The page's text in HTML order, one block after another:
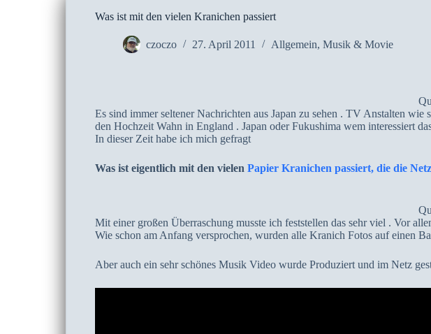
Was ist mit den vielen Kranichen passiert
czoczo 27. April 2011 Allgemein, Musik & Movie
Es sind immer seltener Nachrichten aus Japan zu sehen . TV Anstalten
den Hochzeit Wahn in England . Japan oder Fukushima wem interessiert
In dieser Zeit habe ich mich gefragt
Was ist eigentlich mit den vielen Papier Kranichen passiert, die die
Mit einer großen Überraschung musste ich feststellen das sehr viel . Vor
Wie schon am Anfang versprochen, wurden alle Kranich Fotos auf einen
Aber auch ein sehr schönes Musik Video wurde Produziert und im Netz